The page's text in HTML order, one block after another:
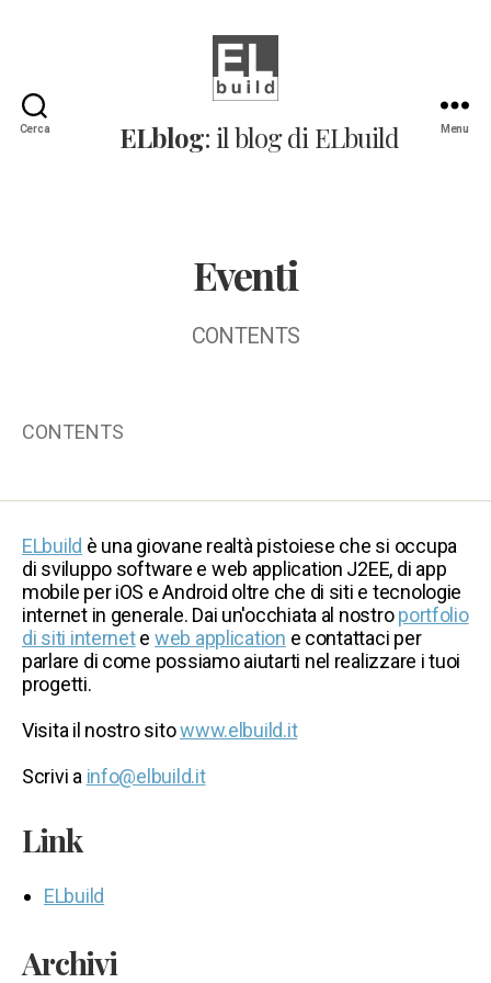
Cerca
Il
blog
ELblog: il blog di ELbuild Menu
Eventi
CONTENTS
CONTENTS
ELbuild è una giovane realtà pistoiese che si occupa
di sviluppo software e web application J2EE, di app
mobile per iOS e Android oltre che di siti e tecnologie
internet in generale. Dai un'occhiata al nostroportfolio
di siti internete web application e contattaci per
parlare di come possiamo aiutarti nel realizzare i tuoi
progetti.
Visita il nostro sitowww.elbuild.it
Scrivi a info@elbuild.it
Link
ELbuild
Archivi